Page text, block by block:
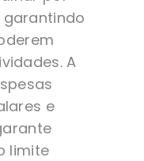
A
e
limite